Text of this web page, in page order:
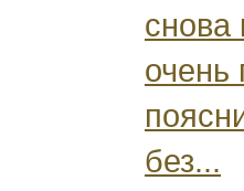
снова
очень
без...